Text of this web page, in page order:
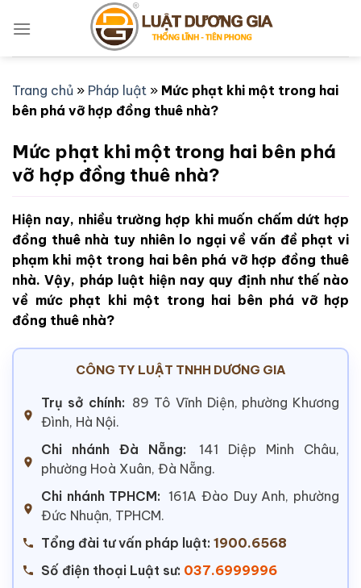
qua
Trang chủ » Pháp luật » Mức phạt khi một trong hai
bên phá vỡ hợp đồng thuê nhà?
Mức phạt khi một trong hai bên phá
vỡ hợp đồng thuê nhà?
Hiện nay, nhiều trường hợp khi muốn chấm dứt hợp
đồng thuê nhà tuy nhiên lo ngại về vấn đề phạt vi
phạm khi một trong hai bên phá vỡ hợp đồng thuê
nhà. Vậy, pháp luật hiện nay quy định như thế nào
về mức phạt khi một trong hai bên phá vỡ hợp
đồng thuê nhà?
CÔNG TY LUẬT TNHH DƯƠNG GIA
Trụ sở chính: 89 Tô Vĩnh Diện, phường Khương
Đình, Hà Nội.
Chi nhánh Đà Nẵng:
141 Diệp Minh Châu,
phường Hoà Xuân, Đà Nẵng.
Chi nhánh TPHCM: 161A Đào Duy Anh, phường
Đức Nhuận, TPHCM.
Tổng đài tư vấn pháp luật: 1900.6568
Số điện thoại Luật sư: 037.6999996